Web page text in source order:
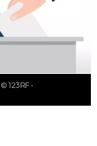
© 123RF -